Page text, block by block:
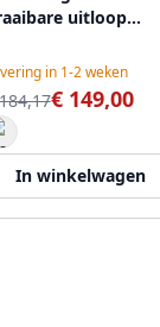
uitloop
in 1-2 weken
€ 149,00
In winkelwagen